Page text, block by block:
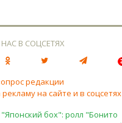
В СОЦСЕТЯХ
редакции
на сайте и в соцсетях
бох": ролл "Бонито